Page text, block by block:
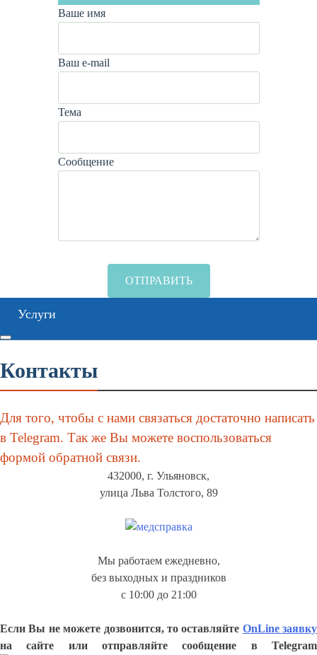
Ваше имя
Ваш e-mail
Тема
Сообщение
Услуги
Контакты
Для того, чтобы с нами связаться достаточно написать
в Telegram. Так же Вы можете воспользоваться
формой обратной связи.
432000, г. Ульяновск,
улица Льва Толстого, 89
Мы работаем ежедневно,
без выходных и праздников
с 10:00 до 21:00
Если Вы не можете дозвонится, то оставляйте OnLine заявку
на сайте или отправляйте сообщение в Telegram